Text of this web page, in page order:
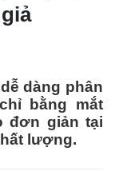
dàng phân
bằng mắt
đơn giản tại
lượng.